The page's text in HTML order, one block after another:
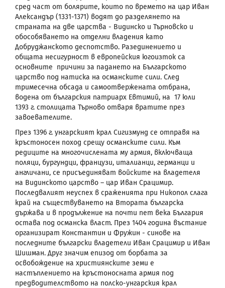
сред част от болярите, които по времето на цар Иван
Александър (1331-1371) водят до разделянето на
страната на две царства - Видинско и Търновско и
обособяването на отделни владения като
Добруджанското деспотство. Разединението и
общата несигурност в европейския югоизток са
основните причини за падането на Българското
царство под натиска на османските сили. След
тримесечна обсада и самоотвержената отбрана,
водена от българския патриарх Евтимий, на 17 юли
1393 г. столицата Търново отваря вратите през
завоевателите.
През 1396 г. унгарският крал Сигизмунд се отправя на
кръстоносен поход срещу османските сили. Към
редиците на многочислената му армия, включваща
поляци, бургундци, французи, италианци, германци и
англичани, се присъединяват войските на владетеля
на Видинското царство – цар Иван Срацимир.
Последвалият неуспех в сраженията при Никопол слага
край на съществуването на Втората българска
държава и в продължение на почти пет века България
остава под османска власт. През 1404 година въстание
организират Константин и Фружин - синове на
последните български владетели Иван Срацимир и Иван
Шишман. Друг значим епизод от борбата за
освобождение на християнските земи е
настъплението на кръстоносната армия под
предводителството на полско-унгарския крал